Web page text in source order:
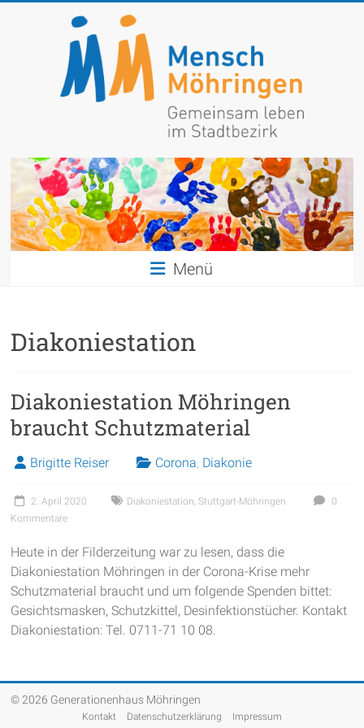
Mensch
Möhringen
Gemeinsam
leben
Menü
Diakoniestation
Diakoniestation Möhringen
braucht Schutzmaterial
Brigitte Reiser Corona, Diakonie
2. April 2020 Diakoniestation Stuttgart-Möhringen
0
Kommentare
Heute in der Filderzeitung war zu lesen, dass die
Diakoniestation Möhringen in der Corona-Krise mehr
Schutzmaterial braucht und um folgende Spenden bittet:
Gesichtsmasken, Schutzkittel, Desinfektionstücher. Kontakt
Diakoniestation: Tel. 0711-71 10 08.
© 2026 Generationenhaus Möhringen
Kontakt Datenschutzerklärung Impressum